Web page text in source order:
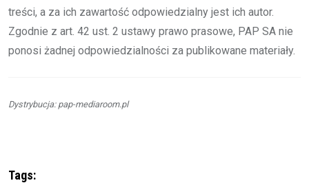
treści, a za ich zawartość odpowiedzialny jest ich autor.
Zgodnie z art. 42 ust. 2 ustawy prawo prasowe, PAP SA nie
ponosi żadnej odpowiedzialności za publikowane materiały.
Dystrybucja: pap-mediaroom.pl
Tags: